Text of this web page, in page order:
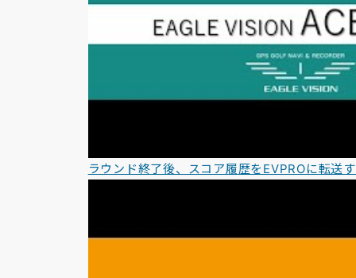
ラウンド終了後、スコア履歴をEVPROに転送